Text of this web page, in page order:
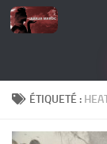
Skip to content
ÉTIQUETÉ :